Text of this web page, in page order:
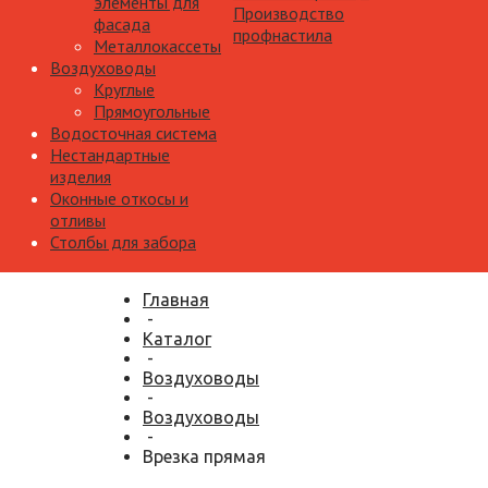
фасада
Металлокассеты
Воздуховоды
Круглые
Прямоугольные
Водосточная система
Нестандартные
изделия
Оконные откосы и
отливы
Столбы для забора
Производство
профнастила
Главная
-
Каталог
-
Воздуховоды
-
Воздуховоды
-
Врезка прямая